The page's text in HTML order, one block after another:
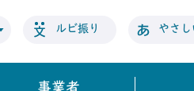
ルビ振り やさ